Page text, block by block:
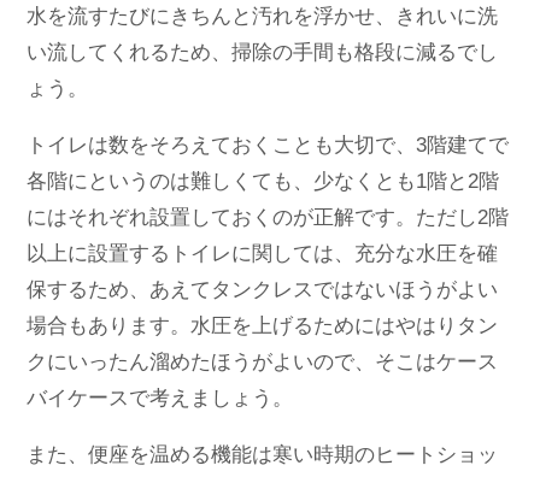
水を流すたびにきちんと汚れを浮かせ、きれいに洗
い流してくれるため、掃除の手間も格段に減るでし
ょう。
トイレは数をそろえておくことも大切で、3階建てで
各階にというのは難しくても、少なくとも1階と2階
にはそれぞれ設置しておくのが正解です。ただし2階
以上に設置するトイレに関しては、充分な水圧を確
保するため、あえてタンクレスではないほうがよい
場合もあります。水圧を上げるためにはやはりタン
クにいったん溜めたほうがよいので、そこはケース
バイケースで考えましょう。
また、便座を温める機能は寒い時期のヒートショッ